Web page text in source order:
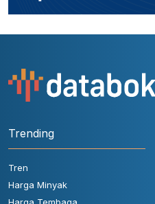
Trending
Tren
Harga Minyak